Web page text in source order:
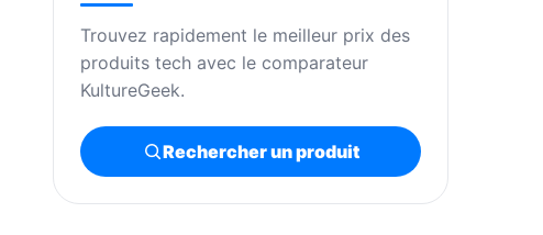
Trouvez rapidement le meilleur prix des
produits tech avec le comparateur
KultureGeek.
Rechercher un produit